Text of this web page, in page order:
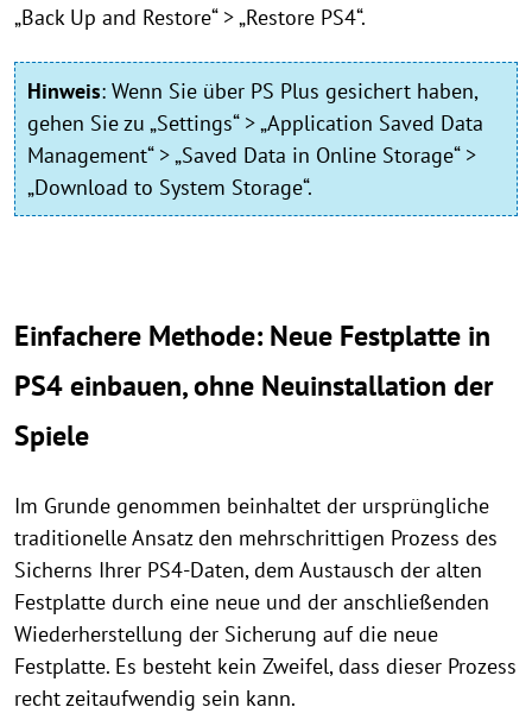
„Back Up and Restore“ > „Restore PS4“.
Hinweis: Wenn Sie über PS Plus gesichert haben,
gehen Sie zu „Settings“ > „Application Saved Data
Management“ > „Saved Data in Online Storage“ >
„Download to System Storage“.
Einfachere Methode: Neue Festplatte in
PS4 einbauen, ohne Neuinstallation der
Spiele
Im Grunde genommen beinhaltet der ursprüngliche
traditionelle Ansatz den mehrschrittigen Prozess des
Sicherns Ihrer PS4-Daten, dem Austausch der alten
Festplatte durch eine neue und der anschließenden
Wiederherstellung der Sicherung auf die neue
Festplatte. Es besteht kein Zweifel, dass dieser Prozess
recht zeitaufwendig sein kann.